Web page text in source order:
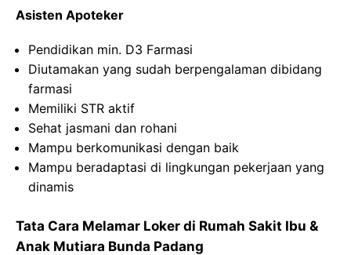
Asisten Apoteker
Pendidikan min. D3 Farmasi
Diutamakan yang sudah berpengalaman dibidang
farmasi
Memiliki STR aktif
Sehat jasmani dan rohani
Mampu berkomunikasi dengan baik
Mampu beradaptasi di lingkungan pekerjaan yang
dinamis
Tata Cara Melamar Loker di Rumah Sakit Ibu &
Anak Mutiara Bunda Padang